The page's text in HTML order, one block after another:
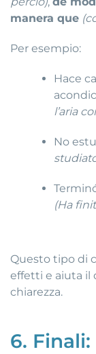
manera que
Per esempio:
Hace
l’aria
No
(Ha
Questo tipo di
effetti e aiuta il
chiarezza.
6.